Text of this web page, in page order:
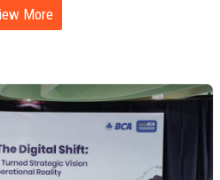
More